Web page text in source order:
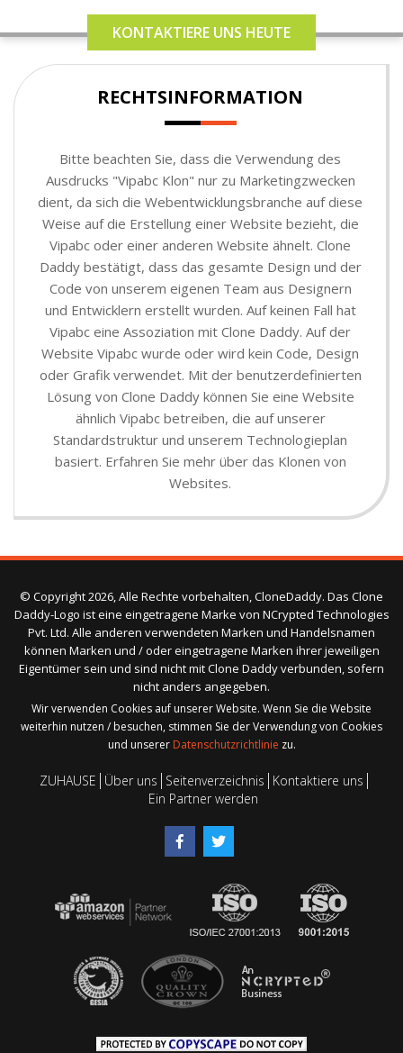
KONTAKTIERE UNS HEUTE
RECHTSINFORMATION
Bitte beachten Sie, dass die Verwendung des
Ausdrucks "Vipabc Klon" nur zu Marketingzwecken
dient, da sich die Webentwicklungsbranche auf diese
Weise auf die Erstellung einer Website bezieht, die
Vipabc oder einer anderen Website ähnelt. Clone
Daddy bestätigt, dass das gesamte Design und der
Code von unserem eigenen Team aus Designern
und Entwicklern erstellt wurden. Auf keinen Fall hat
Vipabc eine Assoziation mit Clone Daddy. Auf der
Website Vipabc wurde oder wird kein Code, Design
oder Grafik verwendet. Mit der benutzerdefinierten
Lösung von Clone Daddy können Sie eine Website
ähnlich Vipabc betreiben, die auf unserer
Standardstruktur und unserem Technologieplan
basiert. Erfahren Sie mehr über das Klonen von
Websites.
© Copyright 2026, Alle Rechte vorbehalten, CloneDaddy. Das Clone
Daddy-Logo ist eine eingetragene Marke von NCrypted Technologies
Pvt. Ltd. Alle anderen verwendeten Marken und Handelsnamen
können Marken und / oder eingetragene Marken ihrer jeweiligen
Eigentümer sein und sind nicht mit Clone Daddy verbunden, sofern
nicht anders angegeben.
Wir verwenden Cookies auf unserer Website. Wenn Sie die Website
weiterhin nutzen / besuchen, stimmen Sie der Verwendung von Cookies
und unserer Datenschutzrichtlinie zu.
ZUHAUSE Über uns Seitenverzeichnis Kontaktiere uns
Ein Partner werden